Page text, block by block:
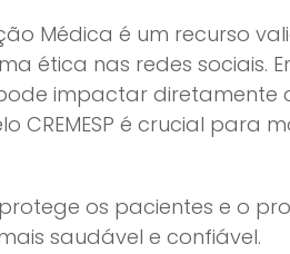
Médica é um recurso
ética nas redes sociais.
impactar diretamente
CREMESP é crucial para
os pacientes e o
saudável e confiável.